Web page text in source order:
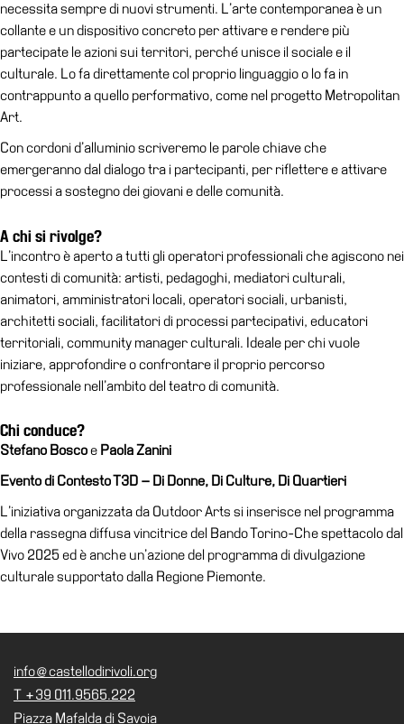
tuo
evento
Amministrazione
trasparente
museo
necessita sempre di nuovi strumenti. L’arte contemporanea è un
collante e un dispositivo concreto per attivare e rendere più
partecipate le azioni sui territori, perché unisce il sociale e il
culturale. Lo fa direttamente col proprio linguaggio o lo fa in
contrappunto a quello performativo, come nel progetto Metropolitan
Art.
Con cordoni d’alluminio scriveremo le parole chiave che
emergeranno dal dialogo tra i partecipanti, per riflettere e attivare
processi a sostegno dei giovani e delle comunità.
A chi si rivolge?
L’incontro è aperto a tutti gli operatori professionali che agiscono nei
contesti di comunità: artisti, pedagoghi, mediatori culturali,
animatori, amministratori locali, operatori sociali, urbanisti,
architetti sociali, facilitatori di processi partecipativi, educatori
territoriali, community manager culturali. Ideale per chi vuole
iniziare, approfondire o confrontare il proprio percorso
professionale nell’ambito del teatro di comunità.
Chi conduce?
Stefano Boscoe Paola Zanini
Evento di Contesto T3D – Di Donne, Di Culture, Di Quartieri
L’iniziativa organizzata da Outdoor Arts si inserisce nel programma
della rassegna diffusa vincitrice del Bando Torino-Che spettacolo dal
Vivo 2025 ed è anche un’azione del programma di divulgazione
culturale supportato dalla Regione Piemonte.
info@castellodirivoli.org
T +39 011.9565.222
Piazza Mafalda di Savoia